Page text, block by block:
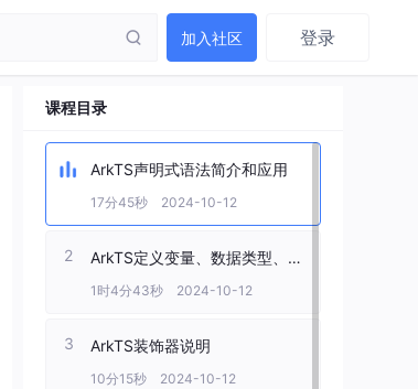
加入社区 登录
课程目录
ArkTS声明式语法简介和应用
17分45秒 2024-10-12
2
ArkTS定义变量、数据类型、
函数
1时4分43秒 2024-10-12
3 ArkTS装饰器说明
10分15秒 2024-10-12